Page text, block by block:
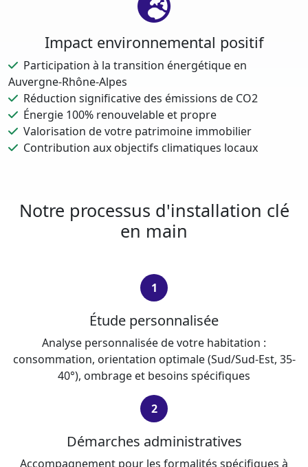
Impact environnemental positif
Participation à la transition énergétique en
Auvergne-Rhône-Alpes
Réduction significative des émissions de CO2
Énergie 100% renouvelable et propre
Valorisation de votre patrimoine immobilier
Contribution aux objectifs climatiques locaux
Notre processus d'installation clé
en main
1
Étude personnalisée
Analyse personnalisée de votre habitation :
consommation, orientation optimale (Sud/Sud-Est, 35-
40°), ombrage et besoins spécifiques
2
Démarches administratives
Accompagnement pour les formalités spécifiques à